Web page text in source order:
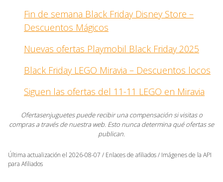
Fin de semana Black Friday Disney Store –
Descuentos Mágicos
Nuevas ofertas Playmobil Black Friday 2025
Black Friday LEGO Miravia – Descuentos locos
Siguen las ofertas del 11-11 LEGO en Miravia
Ofertasenjuguetes puede recibir una compensación si visitas o
compras a través de nuestra web. Esto nunca determina qué ofertas se
publican.
Última actualización el 2026-08-07 / Enlaces de afiliados / Imágenes de la API
para Afiliados